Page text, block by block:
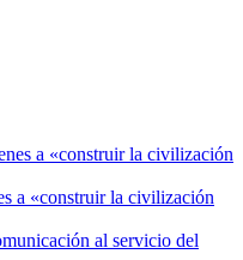
a «construir la civilización